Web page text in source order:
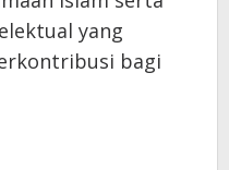
yang
bagi